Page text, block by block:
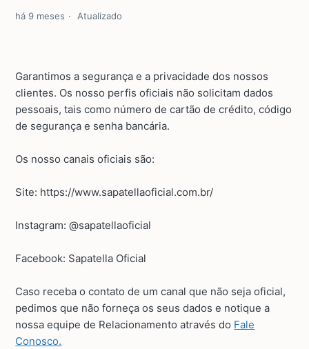
há 9 meses Atualizado
Garantimos a segurança e a privacidade dos nossos
clientes. Os nosso perfis oficiais não solicitam dados
pessoais, tais como número de cartão de crédito, código
de segurança e senha bancária.
Os nosso canais oficiais são:
Site: https://www.sapatellaoficial.com.br/
Instagram: @sapatellaoficial
Facebook: Sapatella Oficial
Caso receba o contato de um canal que não seja oficial,
pedimos que não forneça os seus dados e notique a
nossa equipe de Relacionamento através do Fale
Conosco.